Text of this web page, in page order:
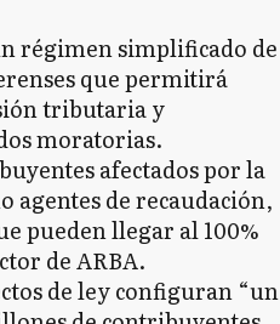
régimen simplificado de
que permitirá
tributaria y
moratorias.
afectados por la
agentes de recaudación,
pueden llegar al 100%
de ARBA.
de ley configuran “un